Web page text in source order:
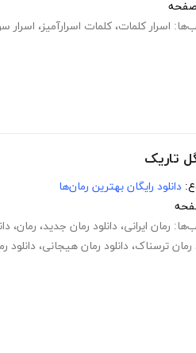
اسرار کلمات، کلمات اسرارآمیز، اسرار
تاریک
دانلود رایگان بهترین رمان‌ها
رمان ایرانی، دانلود رمان جدید، رمان،
رمان ترسناک، دانلود رمان هیجانی، دانلود